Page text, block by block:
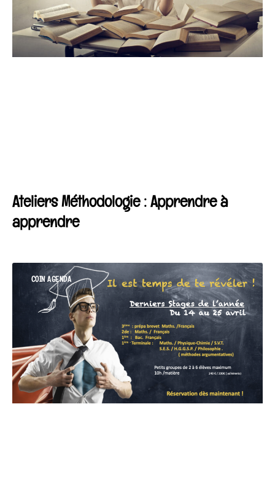
Ateliers Méthodologie : Apprendre à
apprendre
COIN AGENDA